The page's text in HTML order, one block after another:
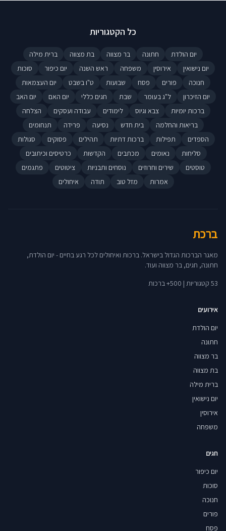
כל הקטגוריות
יום הולדת חתונה בר מצווה בת מצווה
ברית מילה
יום נישואין
אירוסין משפחה ראש השנה יום כיפור
סוכות
חנוכה
פורים פסח שבועות ט"ו בשבט
יום העצמאות
יום הזיכרון
ל"ג בעומר שבת חגים כללי יום האם
יום האב
ברכות יומיות
צבא וגיוס לימודים עבודה ועסקים
הצלחה
בריאות והחלמה
בית חדש נסיעה פרידה
תנחומים
הספדים
תפילות ברכות דתיות תהילים פסוקים
סגולות
סליחות
נאומים מכתבים הקדשות
כרטיסים וכיתובים
טוסטים
שירים וחרוזים נוסחים ותבניות ציטוטים
פתגמים
אמרות
מזל טוב תודה איחולים
ברכת
מאגר הברכות הגדול בישראל. ברכות ואיחולים לכל רגע בחיים - יום הולדת,
חתונה, חגים, בר מצווה ועוד.
53 קטגוריות | 500+ ברכות
אירועים
יום הולדת
חתונה
בר מצווה
בת מצווה
ברית מילה
יום נישואין
אירוסין
משפחה
חגים
יום כיפור
סוכות
חנוכה
פורים
פסח